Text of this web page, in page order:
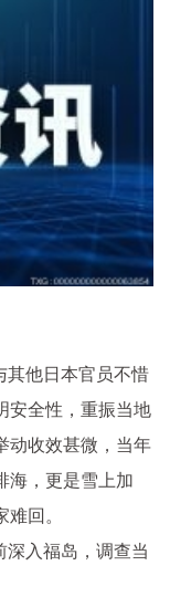
其他日本官员不惜
安全性，重振当地
动收效甚微，当年
海，更是雪上加
回。
深入福岛，调查当